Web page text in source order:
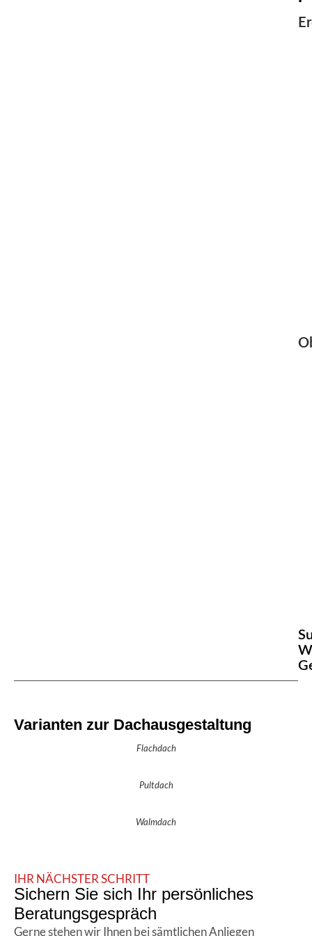
Varianten zur Dachausgestaltung
Flachdach
Pultdach
Walmdach
IHR NÄCHSTER SCHRITT
Sichern Sie sich Ihr persönliches
Beratungsgespräch
Gerne stehen wir Ihnen bei sämtlichen Anliegen